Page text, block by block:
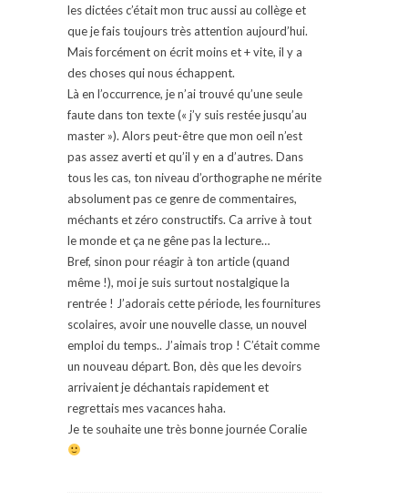
les dictées c’était mon truc aussi au collège et
que je fais toujours très attention aujourd’hui.
Mais forcément on écrit moins et + vite, il y a
des choses qui nous échappent.
Là en l’occurrence, je n’ai trouvé qu’une seule
faute dans ton texte (« j’y suis restée jusqu’au
master »). Alors peut-être que mon oeil n’est
pas assez averti et qu’il y en a d’autres. Dans
tous les cas, ton niveau d’orthographe ne mérite
absolument pas ce genre de commentaires,
méchants et zéro constructifs. Ca arrive à tout
le monde et ça ne gêne pas la lecture…
Bref, sinon pour réagir à ton article (quand
même !), moi je suis surtout nostalgique la
rentrée ! J’adorais cette période, les fournitures
scolaires, avoir une nouvelle classe, un nouvel
emploi du temps.. J’aimais trop ! C’était comme
un nouveau départ. Bon, dès que les devoirs
arrivaient je déchantais rapidement et
regrettais mes vacances haha.
Je te souhaite une très bonne journée Coralie